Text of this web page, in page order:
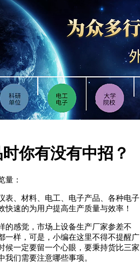
你有没有中招？
量：
表、材料、电工、电子产品、各种电子
速的为用户提高生产质量与效率！
的感觉，市场上设备生产厂家参差不
一样，可是，小编在这里不得不提醒广
候一定要留一个心眼，要秉持货比三家
们需要注意哪些事项。